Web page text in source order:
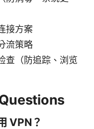
接方案
流策略
查（防追踪、浏览
VPN？